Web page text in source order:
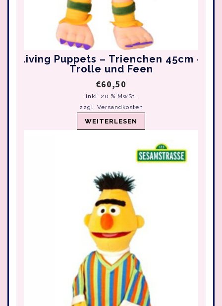
Living Puppets – Trienchen 45cm –
Trolle und Feen
€60,50
inkl. 20 % MwSt.
zzgl. Versandkosten
WEITERLESEN